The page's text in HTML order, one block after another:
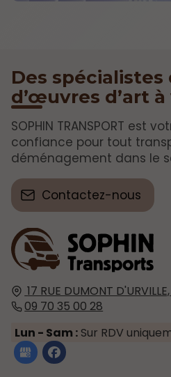
17 RUE DUMONT D'URVILLE,
09 70 35 00 28
Lun - Sam : Sur RDV
Des
d’œuvres d’art
SOPHIN TRANSPORT est
confiance pour tout
déménagement dans le
Contactez-nous